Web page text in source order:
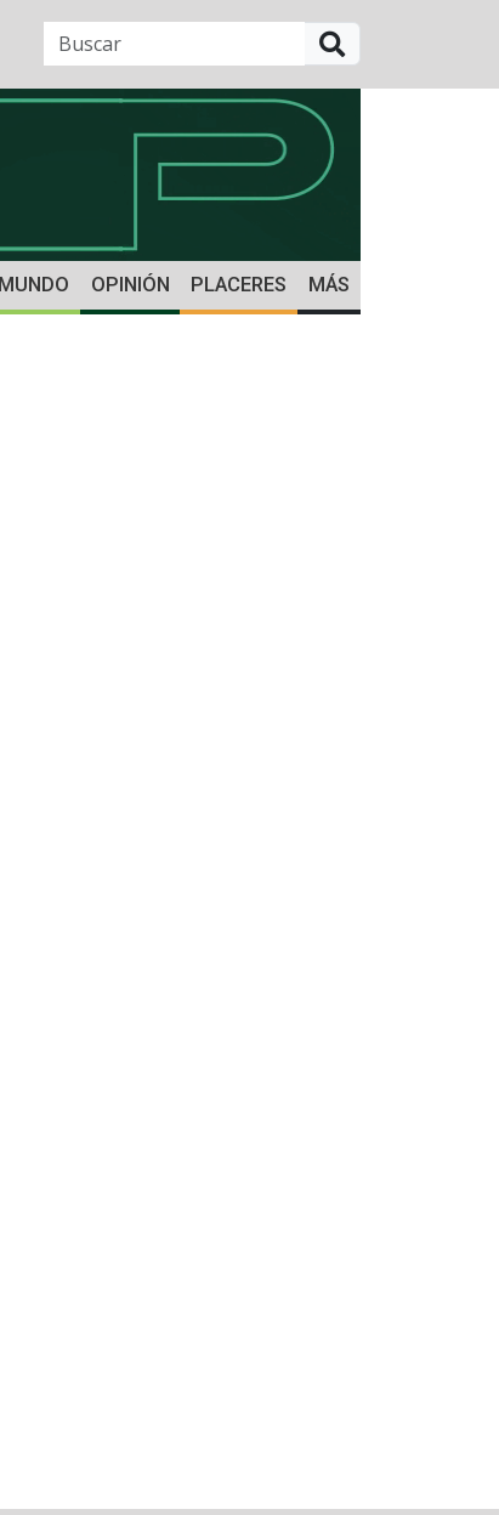
MUNDO OPINIÓN PLACERES MÁS